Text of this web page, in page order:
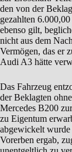
den von der
gezahlten
ebenso gilt,
nicht aus dem
Vermögen, das er
Audi A3 hätte
Das Fahrzeug
der Beklagten
Mercedes B200
zu Eigentum
abgewickelt
Vorerben ergab,